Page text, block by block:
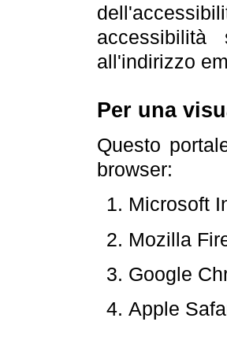
all'indirizzo
Per una
Questo
browser:
Microsoft
Mozilla
Google
Apple